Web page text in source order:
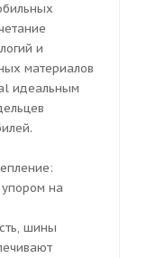
и
материалов
идеальным
на
шины